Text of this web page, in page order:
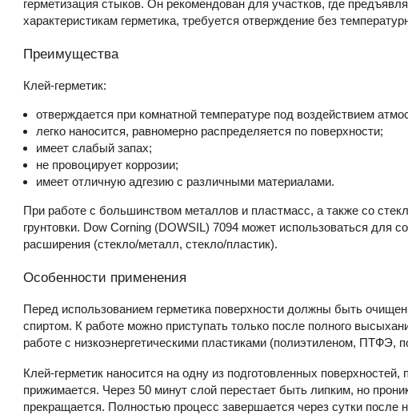
герметизация стыков. Он рекомендован для участков, где
характеристикам герметика, требуется отверждение без
Преимущества
Клей-герметик:
отверждается при комнатной температуре под воздействием
легко наносится, равномерно распределяется по поверхности;
имеет слабый запах;
не провоцирует коррозии;
имеет отличную адгезию с различными материалами.
При работе с большинством металлов и пластмасс, а также со
грунтовки. Dow Corning (DOWSIL) 7094 может использоваться для
расширения (стекло/металл, стекло/пластик).
Особенности применения
Перед использованием герметика поверхности должны быть
спиртом. К работе можно приступать только после полного
работе с низкоэнергетическими пластиками (полиэтиленом, ПТФЭ,
Клей-герметик наносится на одну из подготовленных
прижимается. Через 50 минут слой перестает быть липким, но
прекращается. Полностью процесс завершается через сутки после